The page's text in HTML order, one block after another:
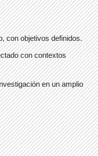
con objetivos definidos.
con contextos
en un amplio